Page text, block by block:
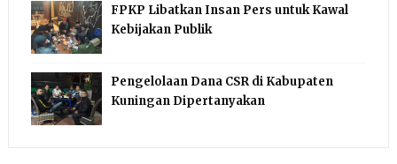
FPKP Libatkan Insan Pers untuk Kawal
Kebijakan Publik
Pengelolaan Dana CSR di Kabupaten
Kuningan Dipertanyakan